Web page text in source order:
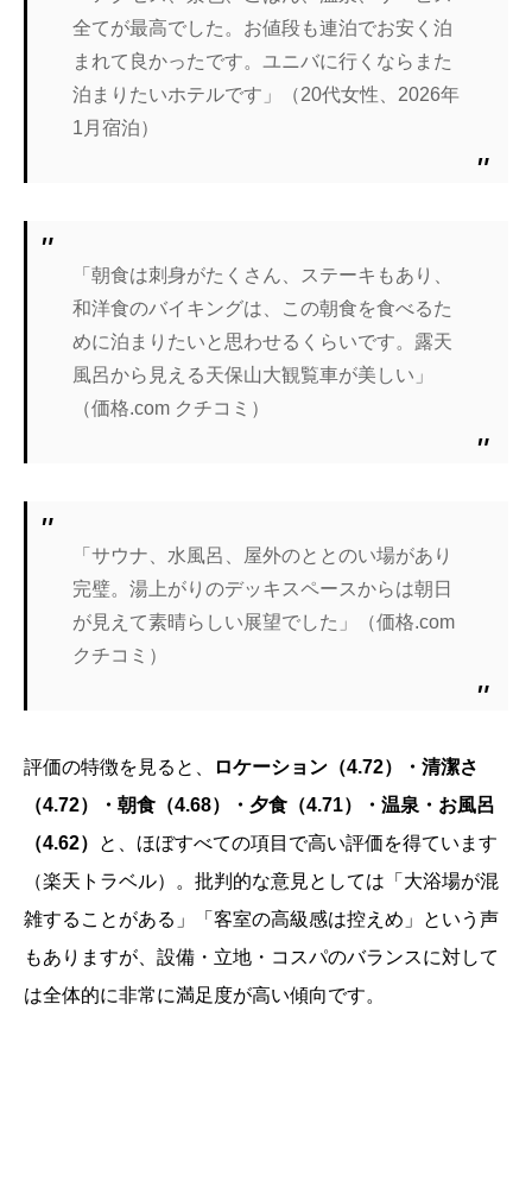
全てが最高でした。お値段も連泊でお安く泊
まれて良かったです。ユニバに行くならまた
泊まりたいホテルです」（20代女性、2026年
1月宿泊）
「朝食は刺身がたくさん、ステーキもあり、
和洋食のバイキングは、この朝食を食べるた
めに泊まりたいと思わせるくらいです。露天
風呂から見える天保山大観覧車が美しい」
（価格.com クチコミ）
「サウナ、水風呂、屋外のととのい場があり
完璧。湯上がりのデッキスペースからは朝日
が見えて素晴らしい展望でした」（価格.com
クチコミ）
評価の特徴を見ると、
ロケーション（4.72）・清潔さ
（4.72）・朝食（4.68）・夕食（4.71）・温泉・お風呂
（4.62）
と、ほぼすべての項目で高い評価を得ています
（楽天トラベル）。批判的な意見としては「大浴場が混
雑することがある」「客室の高級感は控えめ」という声
もありますが、設備・立地・コスパのバランスに対して
は全体的に非常に満足度が高い傾向です。